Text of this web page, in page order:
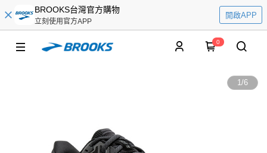
BROOKS台灣官方購物
立刻使用官方APP
開啟APP
0
1/6